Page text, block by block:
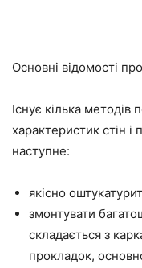
Основні відомості
Існує кілька методів
характеристик стін
наступне:
якісно
змонтувати
складається з
прокладок,